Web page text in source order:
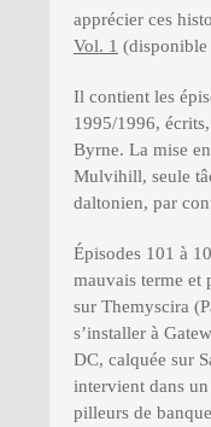
apprécier ces
Vol. 1 (disponible
Il contient les
1995/1996,
Byrne. La mise
Mulvihill, seule
daltonien, par
Épisodes 101 à
mauvais terme et
sur Themyscira
s’installer à
DC, calquée sur
intervient dans
pilleurs de